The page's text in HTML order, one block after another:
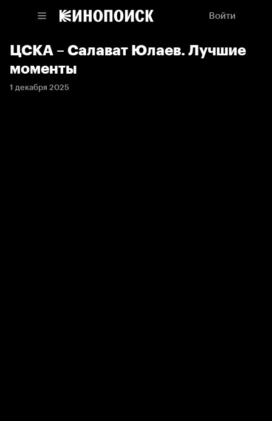
Войти
ЦСКА – Салават Юлаев. Лучшие
моменты
1 декабря 2025